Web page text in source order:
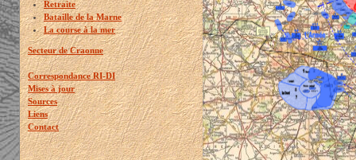
Retraite
Bataille de la Marne
La course à la mer
Secteur de Craonne
Correspondance RI-DI
Mises à jour
Sources
Liens
Contact